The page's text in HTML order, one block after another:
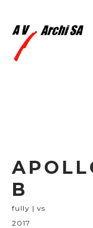
B
fully | vs
2017